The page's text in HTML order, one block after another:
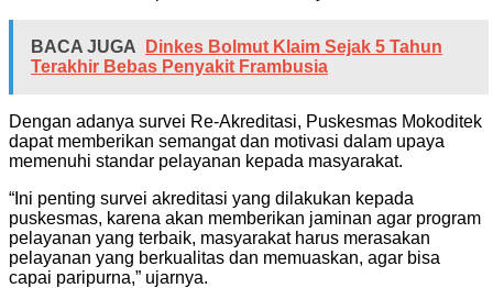
BACA JUGA
Dinkes Bolmut Klaim Sejak 5 Tahun
Terakhir Bebas Penyakit Frambusia
Dengan adanya survei Re-Akreditasi, Puskesmas Mokoditek
dapat memberikan semangat dan motivasi dalam upaya
memenuhi standar pelayanan kepada masyarakat.
“Ini penting survei akreditasi yang dilakukan kepada
puskesmas, karena akan memberikan jaminan agar program
pelayanan yang terbaik, masyarakat harus merasakan
pelayanan yang berkualitas dan memuaskan, agar bisa
capai paripurna,” ujarnya.